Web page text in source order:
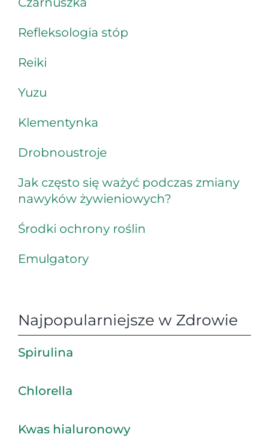
Refleksologia stóp
Reiki
Yuzu
Klementynka
Drobnoustroje
Jak często się ważyć podczas zmiany
nawyków żywieniowych?
Środki ochrony roślin
Emulgatory
Najpopularniejsze w Zdrowie
Spirulina
Chlorella
Kwas hialuronowy